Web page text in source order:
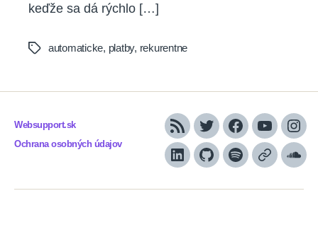
keďže sa dá rýchlo […]
Tagsautomaticke, platby, rekurentne
Websupport.sk
Ochrana osobných údajov
RSS TwitterFacebook
YouTube
LinkedInGitHubSpotifyApple